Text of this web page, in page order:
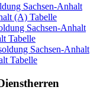
Sachsen-Anhalt
(A) Tabelle
Sachsen-Anhalt
Tabelle
Sachsen-Anhalt
Tabelle